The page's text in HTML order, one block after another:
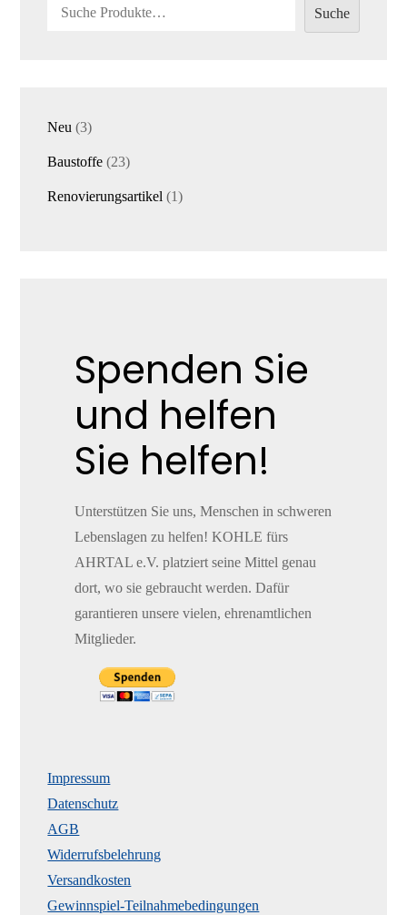
Suche
Neu 33
Baustoffe 2323
Renovierungsartikel 11
Spenden Sie
und helfen
Sie helfen!
Unterstützen Sie uns, Menschen in schweren
Lebenslagen zu helfen! KOHLE fürs
AHRTAL e.V. platziert seine Mittel genau
dort, wo sie gebraucht werden. Dafür
garantieren unsere vielen, ehrenamtlichen
Mitglieder.
Impressum
Datenschutz
AGB
Widerrufsbelehrung
Versandkosten
Gewinnspiel-Teilnahmebedingungen